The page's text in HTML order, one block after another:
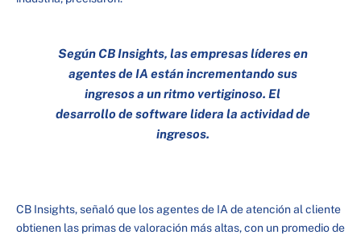
Según CB Insights, las empresas líderes en
agentes de IA están incrementando sus
ingresos a un ritmo vertiginoso. El
desarrollo de software lidera la actividad de
ingresos.
CB Insights, señaló que los agentes de IA de atención al cliente
obtienen las primas de valoración más altas, con un promedio de